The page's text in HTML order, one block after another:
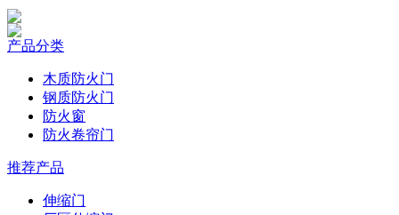
产品分类
木质防火门
钢质防火门
防火窗
防火卷帘门
推荐产品
伸缩门